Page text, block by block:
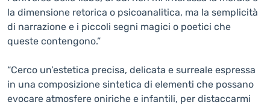
la dimensione retorica o psicoanalitica, ma la semplicità
di narrazione e i piccoli segni magici o poetici che
queste contengono.”
“Cerco un’estetica precisa, delicata e surreale espressa
in una composizione sintetica di elementi che possano
evocare atmosfere oniriche e infantili, per distaccarmi